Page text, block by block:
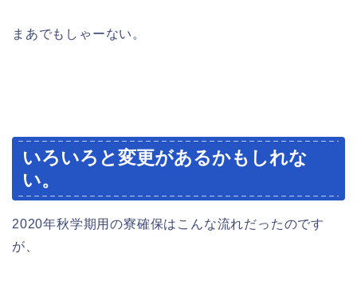
まあでもしゃーない。
いろいろと変更があるかもしれな
い。
2020年秋学期用の寮確保はこんな流れだったのです
が、